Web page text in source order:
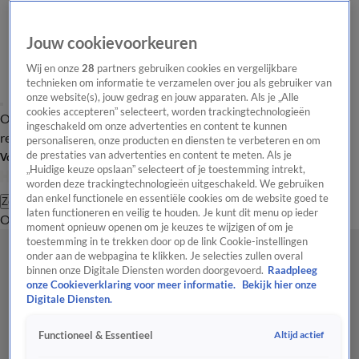
Overzicht Laatste nieuws Regionieuws Het beste van Hart
Tip de
redactie
Volg Hart van Nederland
Zoeken
OverzichtRegioUitzendingenWeerTip de redactiePanelVideo's
Jouw cookievoorkeuren
Wij en onze28 partners gebruiken cookies en vergelijkbare
technieken om informatie te verzamelen over jou als gebruiker van
onze website(s), jouw gedrag en jouw apparaten. Als je „Alle
cookies accepteren” selecteert, worden trackingtechnologieën
ingeschakeld om onze advertenties en content te kunnen
personaliseren, onze producten en diensten te verbeteren en om
de prestaties van advertenties en content te meten. Als je
„Huidige keuze opslaan” selecteert of je toestemming intrekt,
worden deze trackingtechnologieën uitgeschakeld. We gebruiken
dan enkel functionele en essentiële cookies om de website goed te
laten functioneren en veilig te houden. Je kunt dit menu op ieder
moment opnieuw openen om je keuzes te wijzigen of om je
toestemming in te trekken door op de link Cookie-instellingen
onder aan de webpagina te klikken. Je selecties zullen overal
binnen onze Digitale Diensten worden doorgevoerd. Raadpleeg
onze Cookieverklaring voor meer informatie.
Bekijk hier onze
Digitale Diensten.
Functioneel & Essentieel Altijd actief